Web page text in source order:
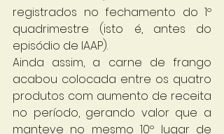
registrados no fechamento do 1º
quadrimestre (isto é, antes do
episódio de IAAP).
Ainda assim, a carne de frango
acabou colocada entre os quatro
produtos com aumento de receita
no período, gerando valor que a
manteve no mesmo 10º lugar de